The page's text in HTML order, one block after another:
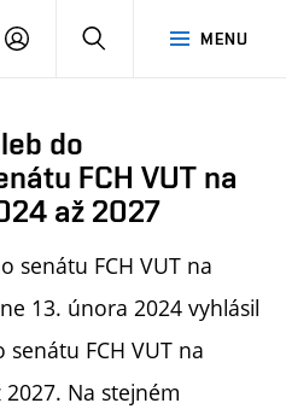
MENU
PŘIHLÁSIT
do
FCH VUT na
až 2027
senátu FCH VUT na
13. února 2024 vyhlásil
FCH VUT na
Na stejném